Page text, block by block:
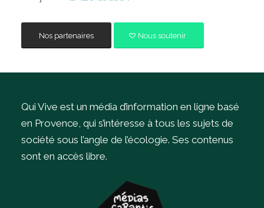
Nos partenaires Nous soutenir
Qui Vive est un média d’information en ligne basé
en Provence, qui s’intéresse à tous les sujets de
société sous l’angle de l’écologie. Ses contenus
sont en accès libre.